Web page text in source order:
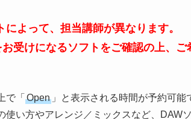
によって、担当講師が異なります。
受けになるソフトをご確認の上、ご
で「 Open 」と表示される時間が予約可
使い方やアレンジ／ミックスなど、DAW